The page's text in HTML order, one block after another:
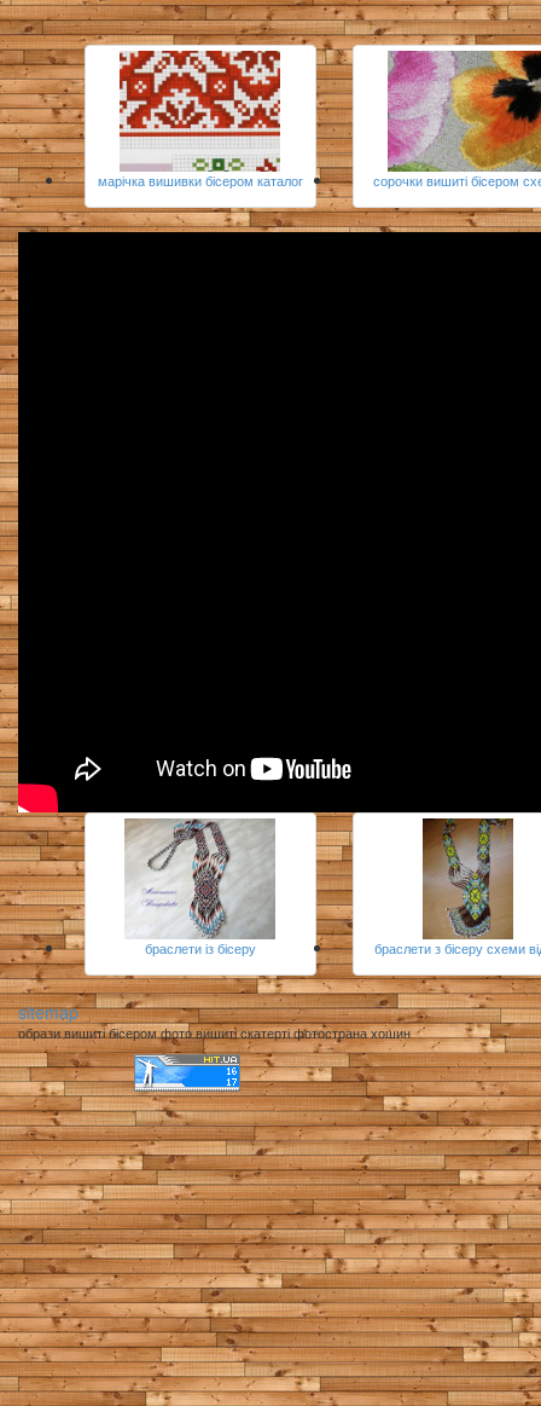
марічка вишивки бісером каталог сорочки вишиті бісером
браслети із бісеру браслети з бісеру схеми
sitemap
образи вишиті бісером фото вишиті скатерті фотострана хошин